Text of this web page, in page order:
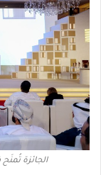
الجائزة